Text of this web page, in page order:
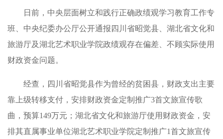
日前，中央层面树立和践行正确政绩观学习教育工作专
班、中央纪委办公厅公开通报四川省昭觉县、湖北省文化和
旅游厅及湖北艺术职业学院政绩观存在偏差、不顾实际使用
财政资金问题。
经查，四川省昭觉县作为曾经的贫困县，财政支出主要
靠上级转移支付，安排财政资金定制推广3首文旅宣传歌
曲，预算149万元；湖北省文化和旅游厅使用财政资金，安
排其直属事业单位湖北艺术职业学院定制推广1首文旅宣传